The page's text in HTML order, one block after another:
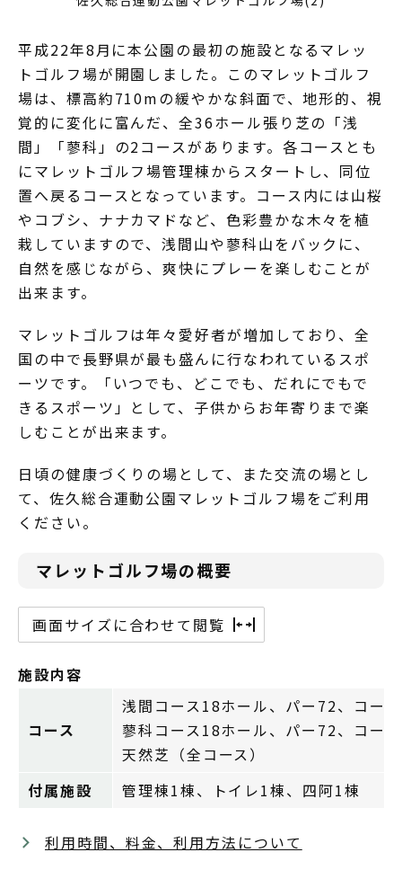
平成22年8月に本公園の最初の施設となるマレッ
トゴルフ場が開園しました。このマレットゴルフ
場は、標高約710mの緩やかな斜面で、地形的、視
覚的に変化に富んだ、全36ホール張り芝の「浅
間」「蓼科」の2コースがあります。各コースとも
にマレットゴルフ場管理棟からスタートし、同位
置へ戻るコースとなっています。コース内には山桜
やコブシ、ナナカマドなど、色彩豊かな木々を植
栽していますので、浅間山や蓼科山をバックに、
自然を感じながら、爽快にプレーを楽しむことが
出来ます。
マレットゴルフは年々愛好者が増加しており、全
国の中で長野県が最も盛んに行なわれているスポ
ーツです。「いつでも、どこでも、だれにでもで
きるスポーツ」として、子供からお年寄りまで楽
しむことが出来ます。
日頃の健康づくりの場として、また交流の場とし
て、佐久総合運動公園マレットゴルフ場をご利用
ください。
マレットゴルフ場の概要
画面サイズに合わせて閲覧
施設内容
コース
浅間コース18ホール、パー72、コー
蓼科コース18ホール、パー72、コー
天然芝（全コース）
付属施設
管理棟1棟、トイレ1棟、四阿1棟
利用時間、料金、利用方法について